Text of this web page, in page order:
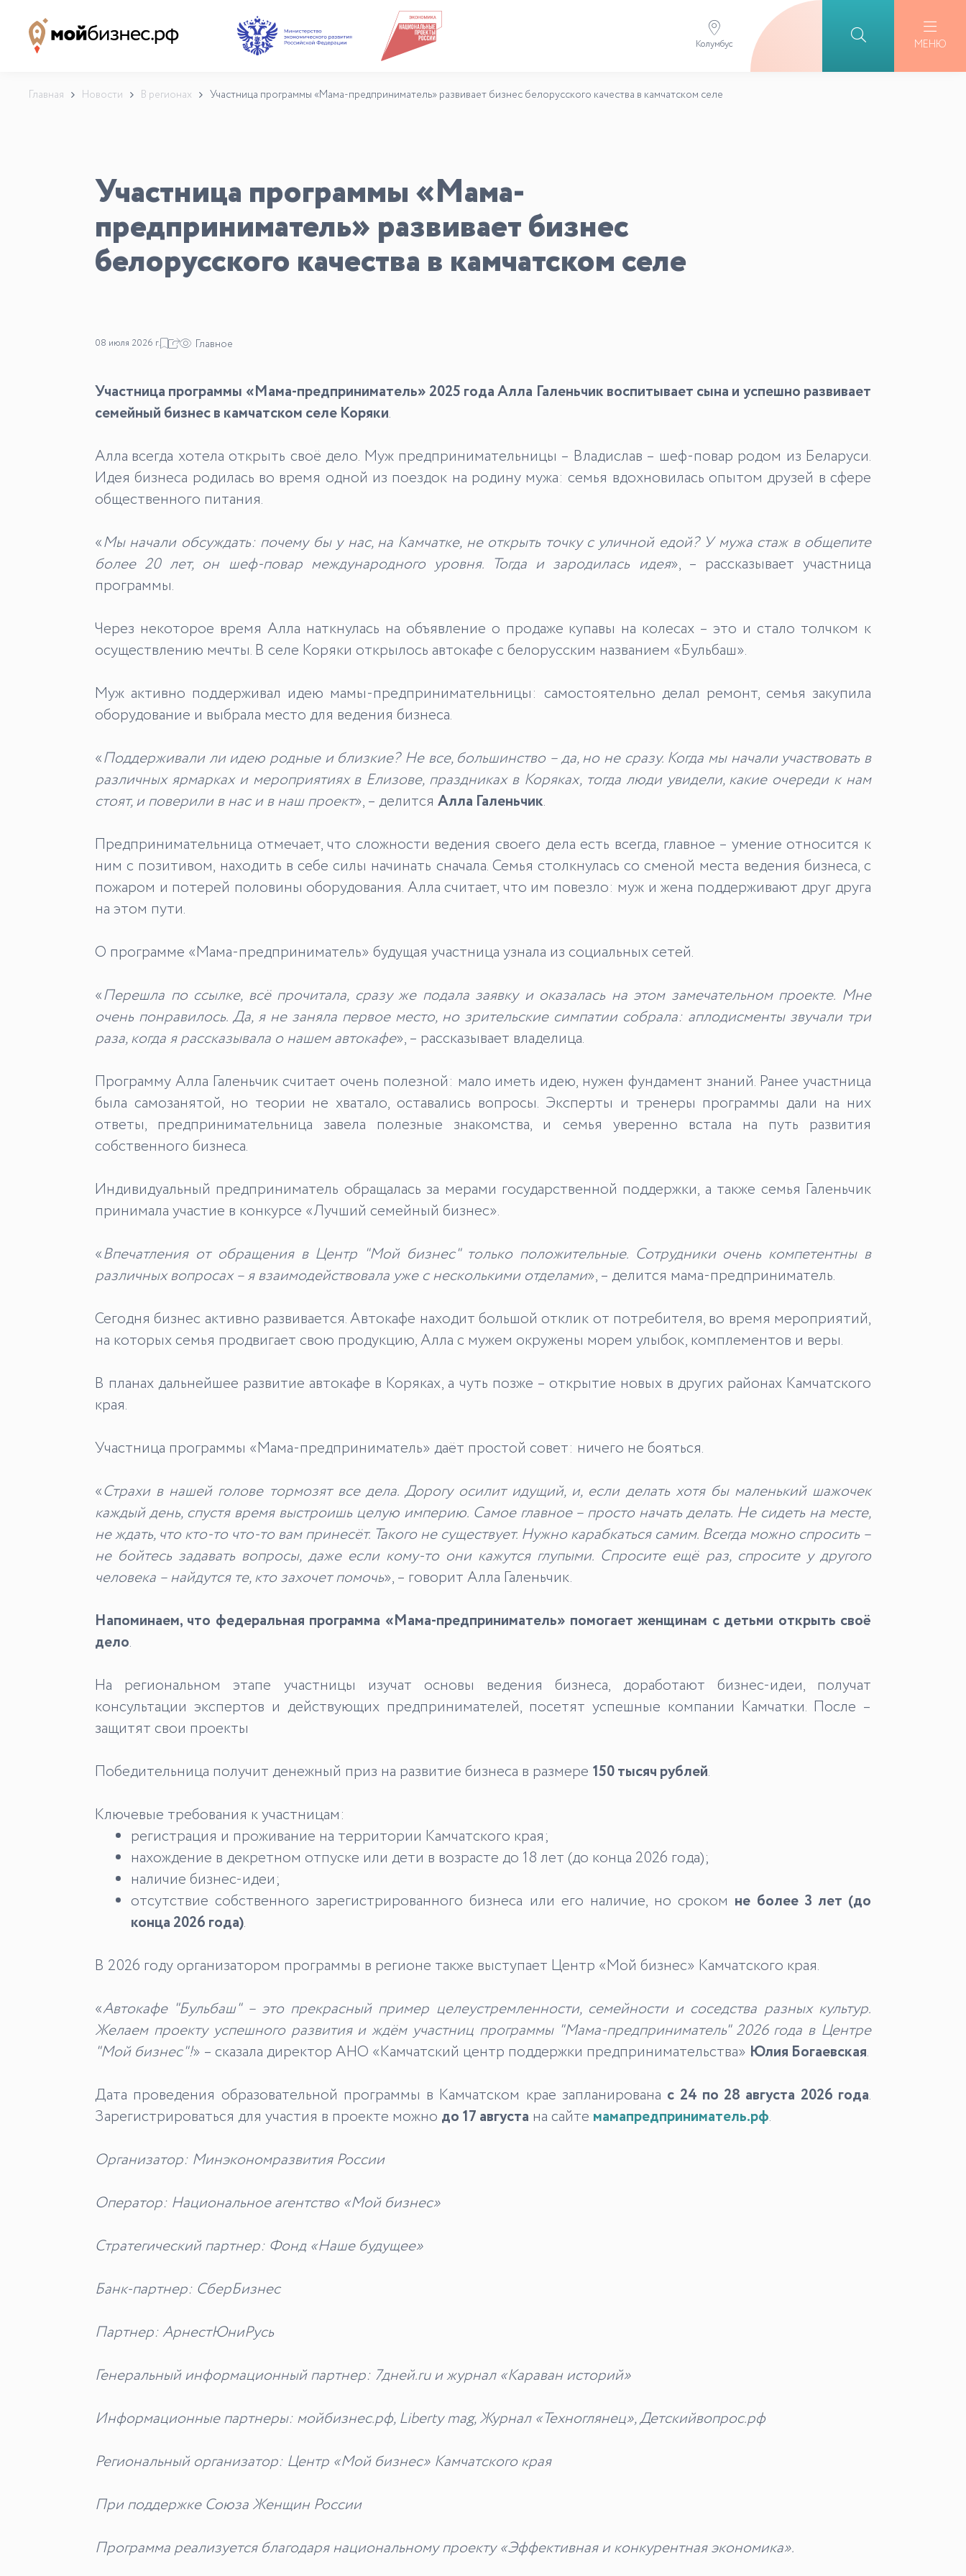
Для СМИ
Колумбус МЕНЮ
Главная Новости В регионах Участница программы «Мама-предприниматель» развивает бизнес белорусского качества в камчатском селе
Участница программы «Мама-
предприниматель» развивает бизнес
белорусского качества в камчатском селе
08 июля 2026 г. Главное
Участница программы «Мама-предприниматель» 2025 года Алла Галеньчик воспитывает сына и успешно развивает
семейный бизнес в камчатском селе Коряки.
Алла всегда хотела открыть своё дело. Муж предпринимательницы – Владислав – шеф-повар родом из Беларуси.
Идея бизнеса родилась во время одной из поездок на родину мужа: семья вдохновилась опытом друзей в сфере
общественного питания.
«Мы начали обсуждать: почему бы у нас, на Камчатке, не открыть точку с уличной едой?У мужа стаж в общепите
более 20 лет, он шеф-повар международного уровня. Тогда и зародилась идея», – рассказывает участница
программы.
Через некоторое время Алла наткнулась на объявление о продаже купавы на колесах – это и стало толчком к
осуществлению мечты. В селе Коряки открылось автокафе с белорусским названием «Бульбаш».
Муж активно поддерживал идею мамы-предпринимательницы: самостоятельно делал ремонт, семья закупила
оборудование и выбрала место для ведения бизнеса.
«Поддерживали ли идею родные и близкие? Не все, большинство – да, но не сразу. Когда мы начали участвовать в
различных ярмаркахи мероприятиях в Елизове, праздниках в Коряках, тогдалюди увидели, какие очереди к нам
стоят, и поверили внас ив наш проект», – делится Алла Галеньчик.
Предпринимательница отмечает, что сложности ведения своего дела есть всегда, главное – умение относится к
ним с позитивом, находить в себе силы начинать сначала. Семья столкнулась со сменой места ведения бизнеса, с
пожаром и потерей половины оборудования. Алла считает, что им повезло: муж и жена поддерживают друг друга
на этом пути.
О программе «Мама-предприниматель» будущая участница узнала из социальных сетей.
«Перешла по ссылке, всё прочитала, сразу же подала заявку и оказалась на этом замечательном проекте. Мне
очень понравилось. Да, я не заняла первое место, но зрительские симпатии собрала: аплодисменты звучали три
раза, когда я рассказывала о нашем автокафе», – рассказывает владелица.
Программу Алла Галеньчик считает очень полезной: мало иметь идею, нужен фундамент знаний. Ранее участница
была самозанятой, но теории не хватало, оставались вопросы. Эксперты и тренеры программы дали на них
ответы, предпринимательница завела полезные знакомства, и семья уверенно встала на путь развития
собственного бизнеса.
Индивидуальный предприниматель обращалась за мерами государственной поддержки, а также семья Галеньчик
принимала участие в конкурсе «Лучший семейный бизнес».
«Впечатления от обращения в Центр "Мой бизнес" только положительные. Сотрудники очень компетентны в
различных вопросах – я взаимодействовала уже с несколькими отделами», – делится мама-предприниматель.
Сегодня бизнес активно развивается. Автокафе находит большой отклик от потребителя, во время мероприятий,
на которых семья продвигает свою продукцию, Алла с мужем окружены морем улыбок, комплементов и веры.
В планах дальнейшее развитие автокафе в Коряках, а чуть позже – открытие новых в других районах Камчатского
края.
Участница программы «Мама-предприниматель» даёт простой совет: ничего не бояться.
«Страхи в нашей голове тормозят все дела. Дорогу осилит идущий, и, если делать хотя бы маленький шажочек
каждый день, спустя время выстроишь целую империю. Самое главное – просто начать делать. Не сидеть на месте,
не ждать, что кто-то что-то вам принесёт. Такого не существует. Нужно карабкаться самим. Всегда можно спросить –
не бойтесь задавать вопросы, даже если кому-то они кажутся глупыми. Спросите ещё раз, спросите у другого
человека – найдутся те, кто захочет помочь», – говорит Алла Галеньчик.
Напоминаем, что федеральная программа «Мама-предприниматель» помогает женщинам с детьми открыть своё
дело.
На региональном этапе участницы изучат основы ведения бизнеса, доработают бизнес-идеи, получат
консультации экспертов и действующих предпринимателей, посетят успешные компании Камчатки. После –
защитят свои проекты
Победительница получит денежный приз на развитие бизнеса в размере 150 тысяч рублей.
Ключевые требования к участницам:
регистрация и проживание на территории Камчатского края;
нахождение в декретном отпуске или дети в возрасте до 18 лет (до конца 2026 года);
наличие бизнес-идеи;
отсутствие собственного зарегистрированного бизнеса или его наличие, но сроком не более 3 лет (до
конца 2026 года).
В 2026 году организатором программы в регионе также выступает Центр «Мой бизнес» Камчатского края.
«Автокафе "Бульбаш" – это прекрасный пример целеустремленности, семейности и соседства разных культур.
Желаем проекту успешного развития и ждём участниц программы "Мама-предприниматель" 2026 года в Центре
"Мой бизнес"!» – сказала директор АНО «Камчатский центр поддержки предпринимательства» Юлия Богаевская.
Дата проведения образовательной программы в Камчатском крае запланирована с 24 по 28 августа 2026 года.
Зарегистрироваться для участия в проекте можно до 17 августа на сайте мамапредприниматель.рф.
Организатор: Минэкономразвития России
Оператор: Национальное агентство «Мой бизнес»
Стратегический партнер: Фонд «Наше будущее»
Банк-партнер: СберБизнес
Партнер: АрнестЮниРусь
Генеральный информационный партнер: 7дней.ru и журнал «Караван историй»
Информационные партнеры: мойбизнес.рф, Liberty mag, Журнал «Техноглянец», Детскийвопрос.рф
Региональный организатор: Центр «Мой бизнес» Камчатского края
При поддержке Союза Женщин России
Программа реализуется благодаря национальному проекту «Эффективная и конкурентнаяэкономика».